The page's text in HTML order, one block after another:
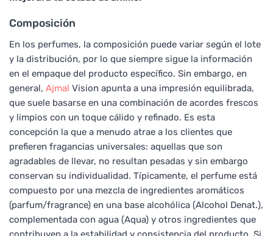
Composición
En los perfumes, la composición puede variar según el lote
y la distribución, por lo que siempre sigue la información
en el empaque del producto específico. Sin embargo, en
general, Ajmal Vision apunta a una impresión equilibrada,
que suele basarse en una combinación de acordes frescos
y limpios con un toque cálido y refinado. Es esta
concepción la que a menudo atrae a los clientes que
prefieren fragancias universales: aquellas que son
agradables de llevar, no resultan pesadas y sin embargo
conservan su individualidad. Típicamente, el perfume está
compuesto por una mezcla de ingredientes aromáticos
(parfum/fragrance) en una base alcohólica (Alcohol Denat.),
complementada con agua (Aqua) y otros ingredientes que